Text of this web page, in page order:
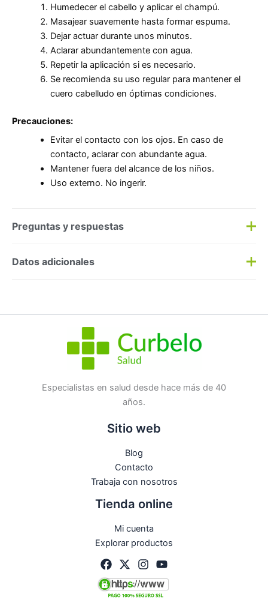
Humedecer el cabello y aplicar el champú.
Masajear suavemente hasta formar espuma.
Dejar actuar durante unos minutos.
Aclarar abundantemente con agua.
Repetir la aplicación si es necesario.
Se recomienda su uso regular para mantener el
cuero cabelludo en óptimas condiciones.
Precauciones:
Evitar el contacto con los ojos. En caso de
contacto, aclarar con abundante agua.
Mantener fuera del alcance de los niños.
Uso externo. No ingerir.
Preguntas y respuestas
Preguntas y respuestas
No hay preguntas todavía
Datos adicionales
Especialistas en salud desde hace más de 40
años.
Sitio web
Blog
Contacto
Trabaja con nosotros
Tienda online
Mi cuenta
Explorar productos